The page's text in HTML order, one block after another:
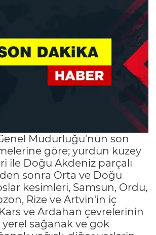
Müdürlüğü'nün son
göre; yurdun kuzey
ile Doğu Akdeniz parçalı
sonra Orta ve Doğu
kesimleri, Samsun, Ordu,
Rize ve Artvin'in iç
ve Ardahan çevrelerinin
yerel sağanak ve gök